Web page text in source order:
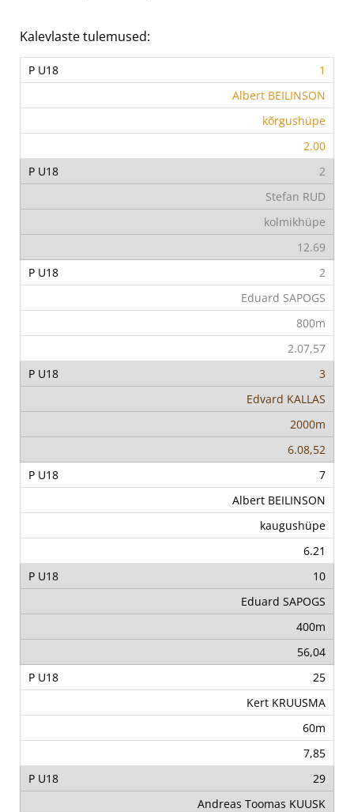
Kalevlaste tulemused:
1
Albert BEILINSON
kõrgushüpe
2.00
2
Stefan RUD
kolmikhüpe
12.69
2
Eduard SAPOGS
800m
2.07,57
3
Edvard KALLAS
2000m
6.08,52
7
Albert BEILINSON
kaugushüpe
6.21
10
Eduard SAPOGS
400m
56,04
25
Kert KRUUSMA
60m
7,85
29
Andreas Toomas KUUSK